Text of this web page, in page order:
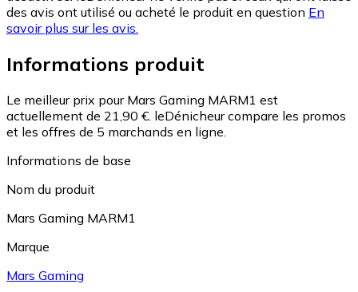
des avis ont utilisé ou acheté le produit en question En
savoir plus sur les avis.
Informations produit
Le meilleur prix pour Mars Gaming MARM1 est
actuellement de 21,90 €. leDénicheur compare les promos
et les offres de 5 marchands en ligne.
Informations de base
Nom du produit
Mars Gaming MARM1
Marque
Mars Gaming